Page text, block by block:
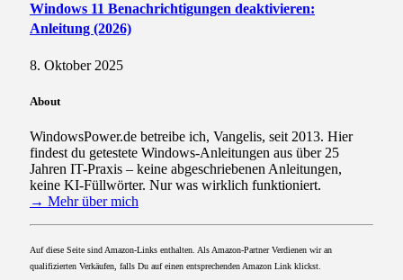
Windows 11 Benachrichtigungen deaktivieren:
Anleitung (2026)
8. Oktober 2025
About
WindowsPower.de betreibe ich, Vangelis, seit 2013. Hier
findest du getestete Windows-Anleitungen aus über 25
Jahren IT-Praxis – keine abgeschriebenen Anleitungen,
keine KI-Füllwörter. Nur was wirklich funktioniert.
→ Mehr über mich
Auf diese Seite sind Amazon-Links enthalten. Als Amazon-Partner Verdienen wir an
qualifizierten Verkäufen, falls Du auf einen entsprechenden Amazon Link klickst.